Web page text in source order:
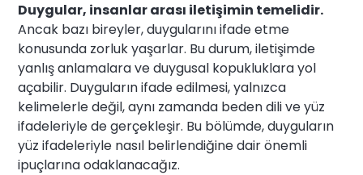
Duygular, insanlar arası iletişimin temelidir.
Ancak bazı bireyler, duygularını ifade etme
konusunda zorluk yaşarlar. Bu durum, iletişimde
yanlış anlamalara ve duygusal kopukluklara yol
açabilir. Duyguların ifade edilmesi, yalnızca
kelimelerle değil, aynı zamanda beden dili ve yüz
ifadeleriyle de gerçekleşir. Bu bölümde, duyguların
yüz ifadeleriyle nasıl belirlendiğine dair önemli
ipuçlarına odaklanacağız.